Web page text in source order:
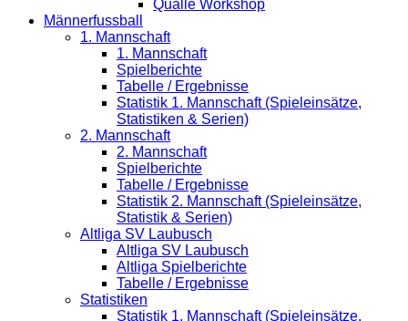
Qualle Workshop
Männerfussball
1. Mannschaft
1. Mannschaft
Spielberichte
Tabelle / Ergebnisse
Statistik 1. Mannschaft (Spieleinsätze,
Statistiken & Serien)
2. Mannschaft
2. Mannschaft
Spielberichte
Tabelle / Ergebnisse
Statistik 2. Mannschaft (Spieleinsätze,
Statistik & Serien)
Altliga SV Laubusch
Altliga SV Laubusch
Altliga Spielberichte
Tabelle / Ergebnisse
Statistiken
Statistik 1. Mannschaft (Spieleinsätze,